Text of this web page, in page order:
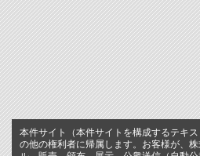
本件サイト（本件サイトを構成するテキ
の他の権利者に帰属します。お客様が、